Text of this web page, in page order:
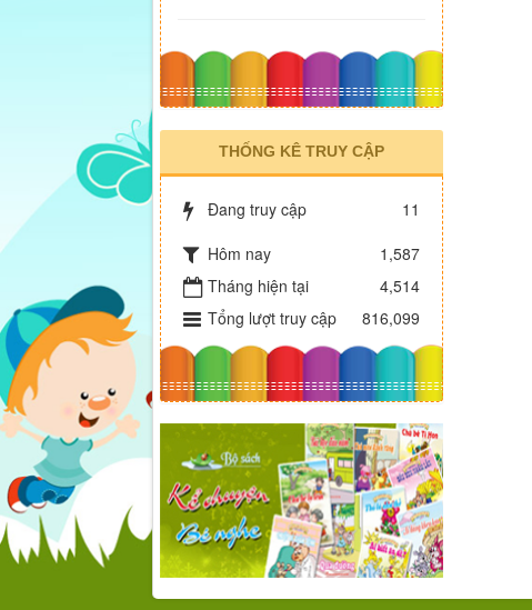
THỐNG KÊ TRUY CẬP
Đang truy cập
11
Hôm nay
1,587
Tháng hiện tại
4,514
Tổng lượt truy cập
816,099